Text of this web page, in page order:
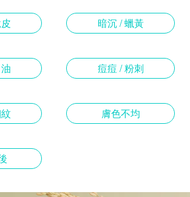
暗沉 / 蠟黃
痘痘 / 粉刺
膚色不均